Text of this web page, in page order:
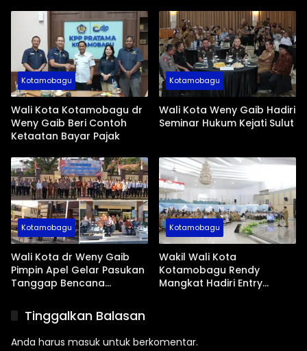
Kotamobagu
Wali Kota Kotamobagu dr
Weny Gaib Beri Contoh
Ketaatan Bayar Pajak
Kotamobagu
Wali Kota Weny Gaib Hadiri
Seminar Hukum Kejati Sulut
Kotamobagu
Wali Kota dr Weny Gaib
Pimpin Apel Gelar Pasukan
Tanggap Bencana
Kotamobagu
Wakil Wali Kota
Kotamobagu Rendy
Mangkat Hadiri Entry
Tinggalkan Balasan
Anda harus masuk untuk berkomentar.